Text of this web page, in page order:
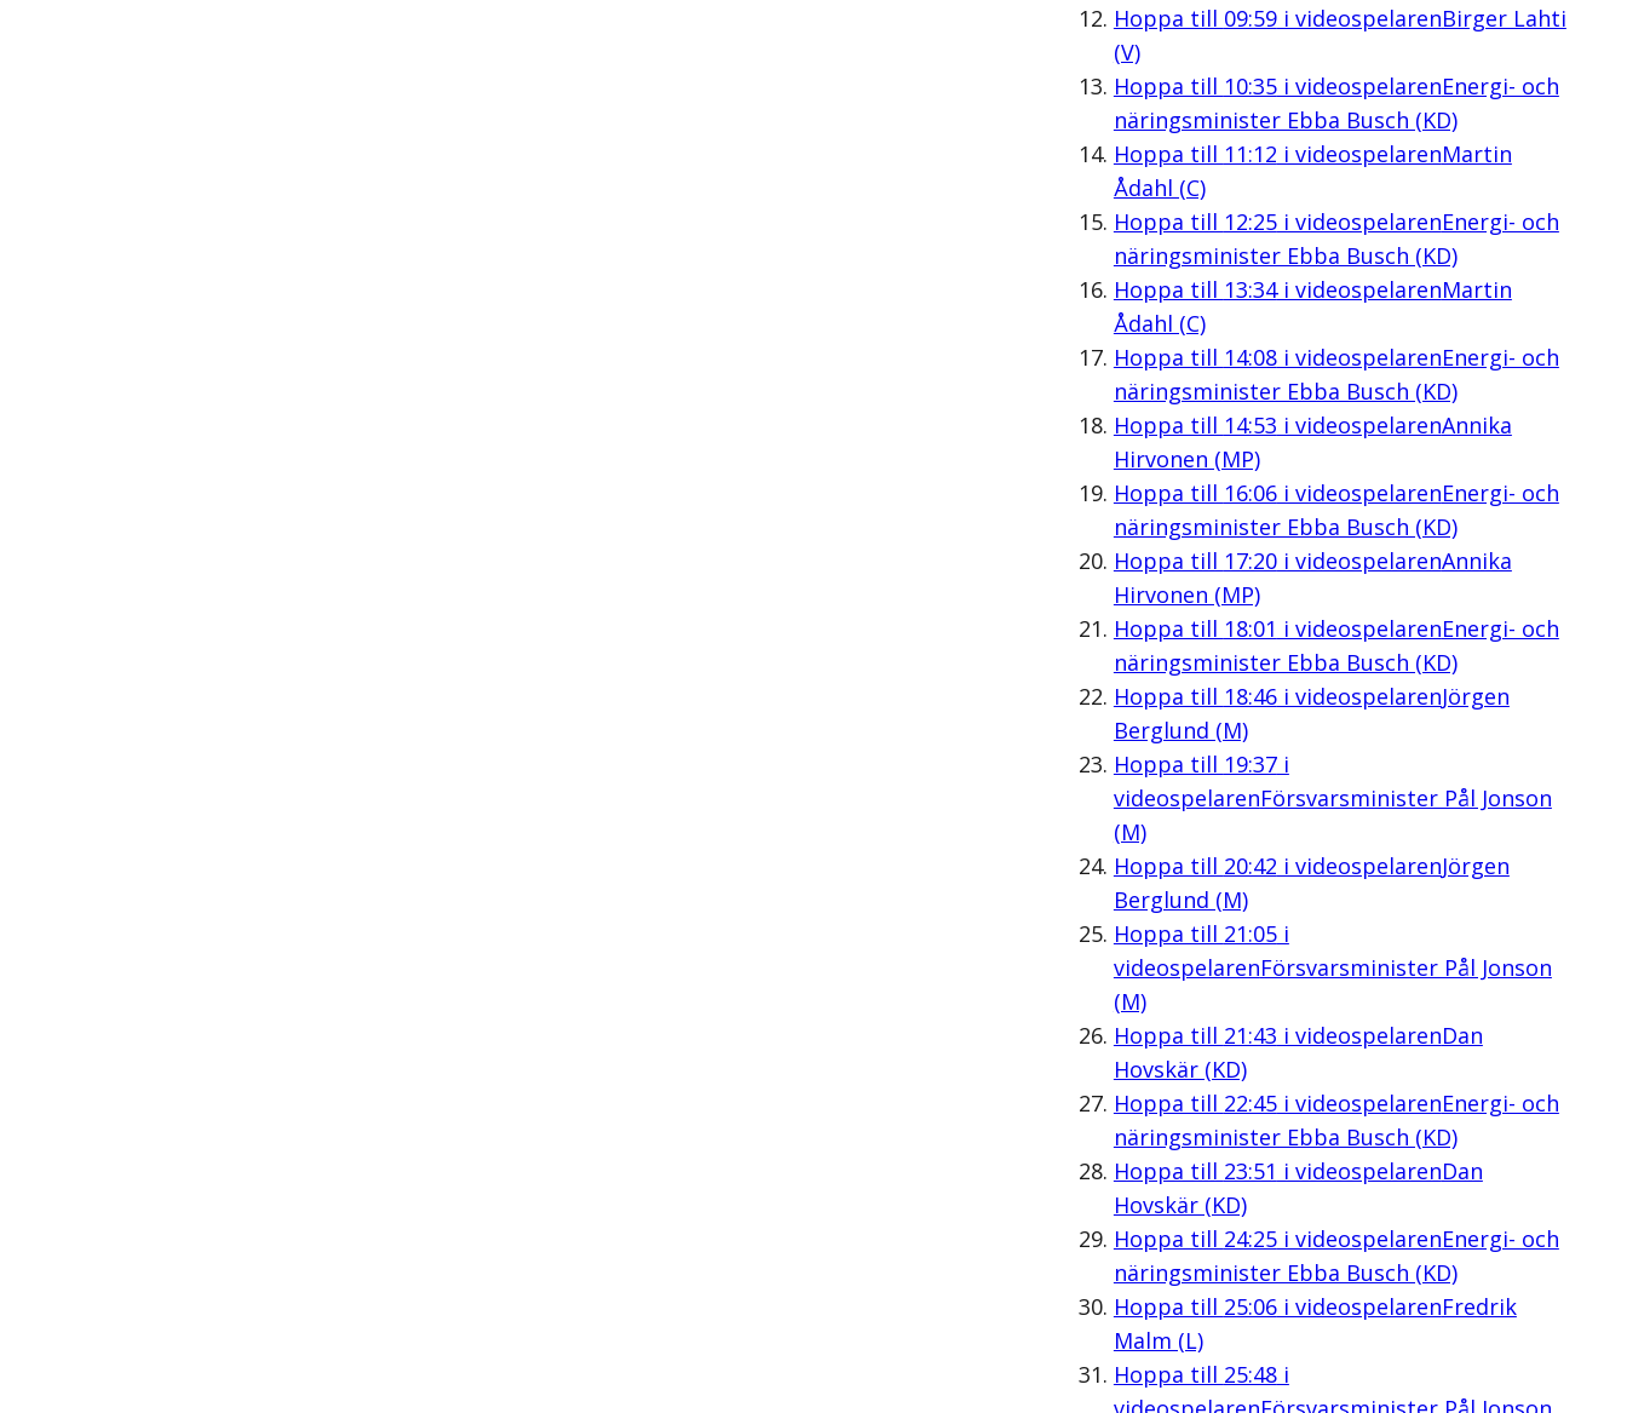
Hoppa till 09:59i videospelarenBirger Lahti
(V)
Hoppa till 10:35i videospelarenEnergi- och
näringsminister Ebba Busch (KD)
Hoppa till 11:12 i videospelarenMartin
Ådahl (C)
Hoppa till 12:25i videospelarenEnergi- och
näringsminister Ebba Busch (KD)
Hoppa till 13:34i videospelarenMartin
Ådahl (C)
Hoppa till 14:08i videospelarenEnergi- och
näringsminister Ebba Busch (KD)
Hoppa till 14:53 i videospelarenAnnika
Hirvonen (MP)
Hoppa till 16:06i videospelarenEnergi- och
näringsminister Ebba Busch (KD)
Hoppa till 17:20i videospelarenAnnika
Hirvonen (MP)
Hoppa till 18:01 i videospelarenEnergi- och
näringsminister Ebba Busch (KD)
Hoppa till 18:46i videospelarenJörgen
Berglund (M)
Hoppa till 19:37i
videospelarenFörsvarsminister Pål Jonson
(M)
Hoppa till 20:42 i videospelarenJörgen
Berglund (M)
Hoppa till 21:05i
videospelarenFörsvarsminister Pål Jonson
(M)
Hoppa till 21:43 i videospelarenDan
Hovskär (KD)
Hoppa till 22:45i videospelarenEnergi- och
näringsminister Ebba Busch (KD)
Hoppa till 23:51 i videospelarenDan
Hovskär (KD)
Hoppa till 24:25i videospelarenEnergi- och
näringsminister Ebba Busch (KD)
Hoppa till 25:06i videospelarenFredrik
Malm (L)
Hoppa till 25:48i